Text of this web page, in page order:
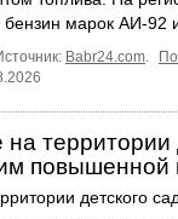
бензин марок АИ-92
Babr24.com.
территории
повышенной
детского